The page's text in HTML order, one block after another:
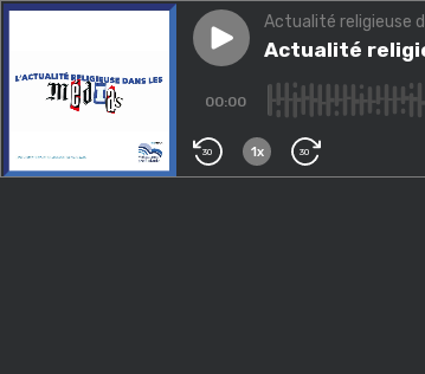
Play episodeActualité
Actualité religieuse
Actualité
00:00
30 1x 30